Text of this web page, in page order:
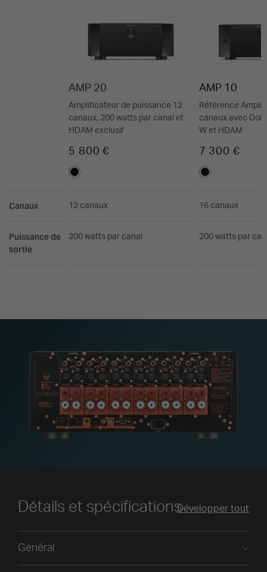
Canaux
Puissance de
sortie
AMP 20
Amplificateur de puissance 12
canaux, 200 watts par canal et
HDAM exclusif
5 800 €
12 canaux
200 watts par canal
AMP 10
Référence
canaux avec
W et HDAM
7 300 €
16 canaux
200 watts par
Détails et spécificationsDévelopper tout
Général